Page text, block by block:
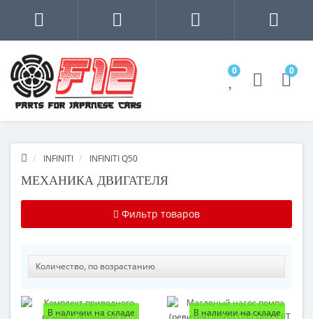
0 0
INFINITI INFINITI Q50
МЕХАНИКА ДВИГАТЕЛЯ
Фильтр товаров
В наличии на складе В наличии на складе